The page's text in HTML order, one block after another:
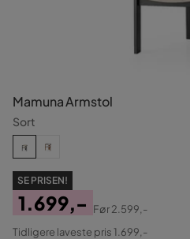
Mamuna Armstol
Sort
SE PRISEN!
Pris
1.699,-
Original
Før2.599,-
Tidligere laveste pris 1.699,-